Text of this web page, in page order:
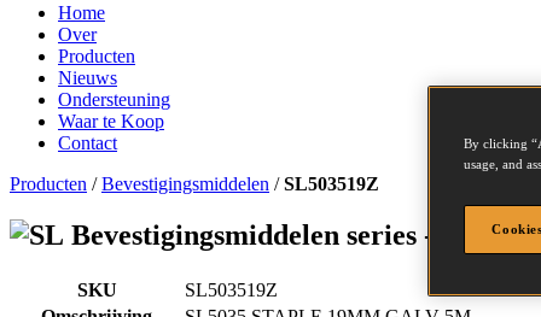
Home
Over
Producten
Nieuws
Ondersteuning
Waar te Koop
Contact
Producten /Bevestigingsmiddelen /SL503519Z
Bevestigingsmiddelen series -
SKU
SL503519Z
By clicking
usage, and